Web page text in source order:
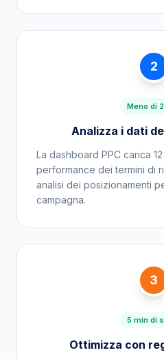
2
Meno di
Analizza i dati
La dashboard PPC carica
performance dei termini di
analisi dei posizionamenti
campagna.
3
5 min di
Ottimizza con